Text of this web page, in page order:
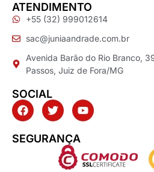
ATENDIMENTO
+55 (32) 999012614
sac@juniaandrade.com.br
Avenida Barão do Rio Branco,
Passos, Juiz de Fora/MG
SOCIAL
SEGURANÇA